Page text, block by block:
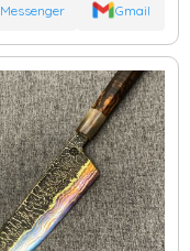
Messenger Gmail